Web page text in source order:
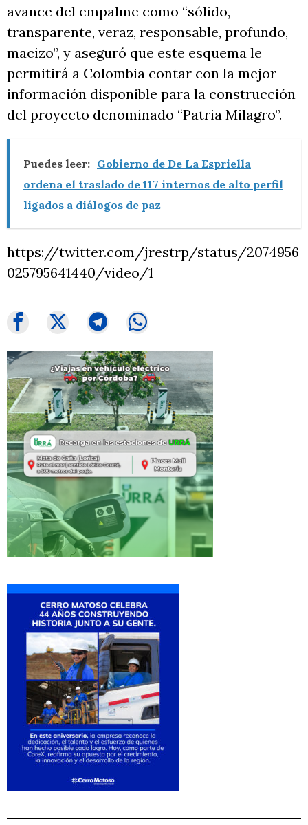
avance del empalme como “sólido,
transparente, veraz, responsable, profundo,
macizo”, y aseguró que este esquema le
permitirá a Colombia contar con la mejor
información disponible para la construcción
del proyecto denominado “Patria Milagro”.
Puedes leer: Gobierno de De La Espriella
ordena el traslado de 117 internos de alto perfil
ligados a diálogos de paz
https://twitter.com/jrestrp/status/2074956
025795641440/video/1